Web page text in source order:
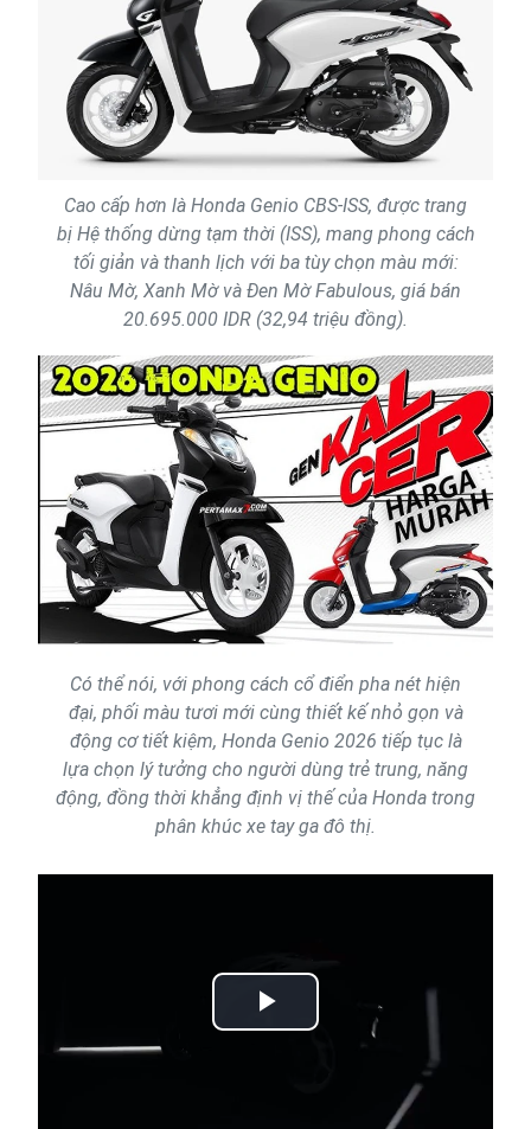
Cao cấp hơn là Honda Genio CBS-ISS, được trang
bị Hệ thống dừng tạm thời (ISS), mang phong cách
tối giản và thanh lịch với ba tùy chọn màu mới:
Nâu Mờ, Xanh Mờ và Đen Mờ Fabulous, giá bán
20.695.000 IDR (32,94 triệu đồng).
Có thể nói, với phong cách cổ điển pha nét hiện
đại, phối màu tươi mới cùng thiết kế nhỏ gọn và
động cơ tiết kiệm, Honda Genio 2026 tiếp tục là
lựa chọn lý tưởng cho người dùng trẻ trung, năng
động, đồng thời khẳng định vị thế của Honda trong
phân khúc xe tay ga đô thị.
Play